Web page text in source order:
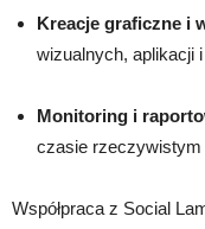
Kreacje graficzne i
wizualnych, aplikacji
Monitoring i
czasie rzeczywistym
Współpraca z Social